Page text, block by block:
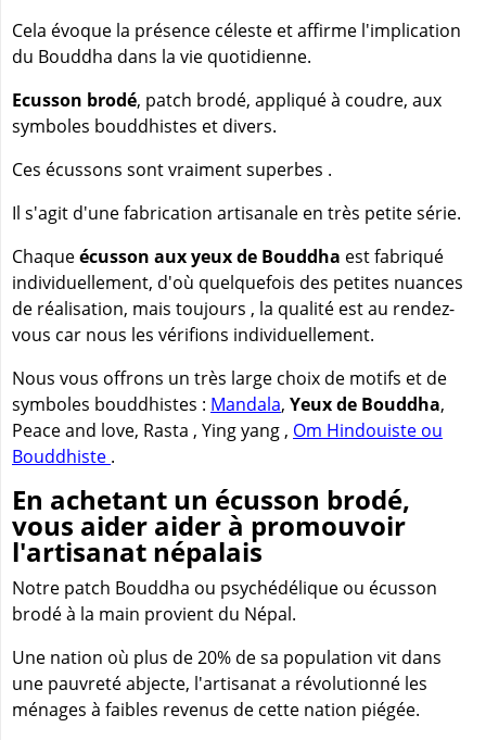
Cela évoque la présence céleste et affirme l'implication
du Bouddha dans la vie quotidienne.
Ecusson brodé, patch brodé, appliqué à coudre, aux
symboles bouddhistes et divers.
Ces écussons sont vraiment superbes .
Il s'agit d'une fabrication artisanale en très petite série.
Chaqueécusson aux yeux de Bouddha est fabriqué
individuellement, d'où quelquefois des petites nuances
de réalisation, mais toujours , la qualité est au rendez-
vous car nous les vérifions individuellement.
Nous vous offrons un très large choix de motifs et de
symboles bouddhistes : Mandala, Yeux de Bouddha,
Peace and love, Rasta , Ying yang , Om Hindouiste ou
Bouddhiste .
En achetant un écusson brodé,
vous aider aider à promouvoir
l'artisanat népalais
Notre patch Bouddha ou psychédélique ou écusson
brodé à la main provient du Népal.
Une nation où plus de 20% de sa population vit dans
une pauvreté abjecte, l'artisanat a révolutionné les
ménages à faibles revenus de cette nation piégée.